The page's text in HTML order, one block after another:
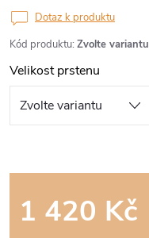
Kód produktu: Zvolte variantu
Velikost prstenu
1 420 Kč
Dotaz k produktu